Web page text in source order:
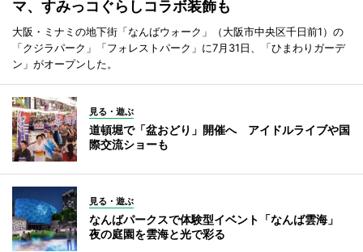
マ、すみっコぐらしコラボ装飾も
大阪・ミナミの地下街「なんばウォーク」（大阪市中央区千日前1）の
「クジラパーク」「フォレストパーク」に7月31日、「ひまわりガーデ
ン」がオープンした。
見る・遊ぶ
道頓堀で「盆おどり」開催へ アイドルライブや国
際交流ショーも
見る・遊ぶ
なんばパークスで体験型イベント「なんば雲海」
夜の庭園を雲海と光で彩る